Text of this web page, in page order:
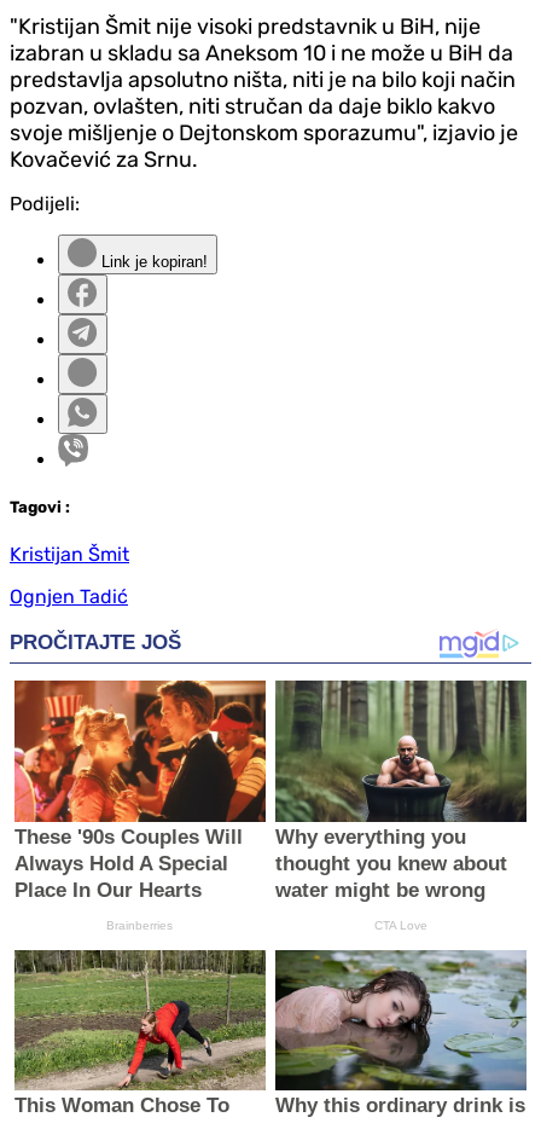
"Kristijan Šmit nije visoki predstavnik u BiH, nije
izabran u skladu sa Aneksom 10 i ne može u BiH da
predstavlja apsolutno ništa, niti je na bilo koji način
pozvan, ovlašten, niti stručan da daje biklo kakvo
svoje mišljenje o Dejtonskom sporazumu", izjavio je
Kovačević za Srnu.
Podijeli:
Link je kopiran!
Tagovi :
Kristijan Šmit
Ognjen Tadić